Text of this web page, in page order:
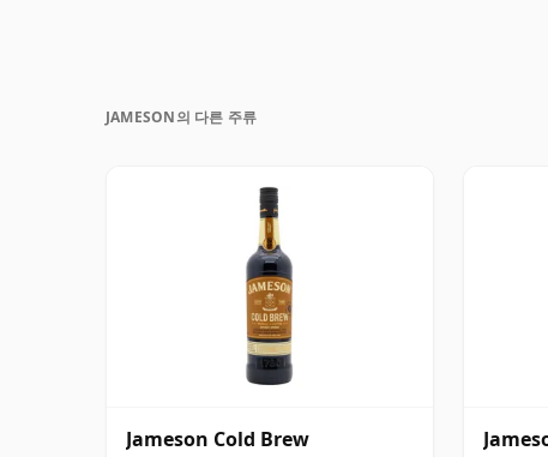
JAMESON의 다른 주류
Jameson Cold Brew